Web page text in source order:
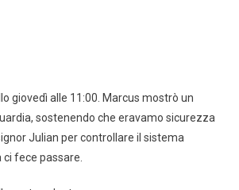
giovedì alle 11:00. Marcus mostrò un
sostenendo che eravamo sicurezza
Julian per controllare il sistema
ci fece passare.